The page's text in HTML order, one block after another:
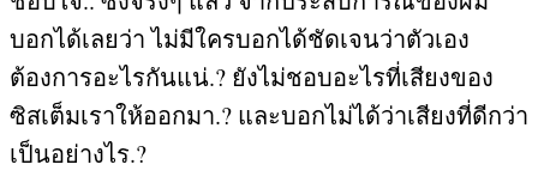
บอกได้เลยว่า ไม่มีใครบอกได้ชัดเจนว่าตัวเอง
ต้องการอะไรกันแน่.? ยังไม่ชอบอะไรที่เสียงของ
ซิสเต็มเราให้ออกมา.? และบอกไม่ได้ว่าเสียงที่ดีกว่า
เป็นอย่างไร.?